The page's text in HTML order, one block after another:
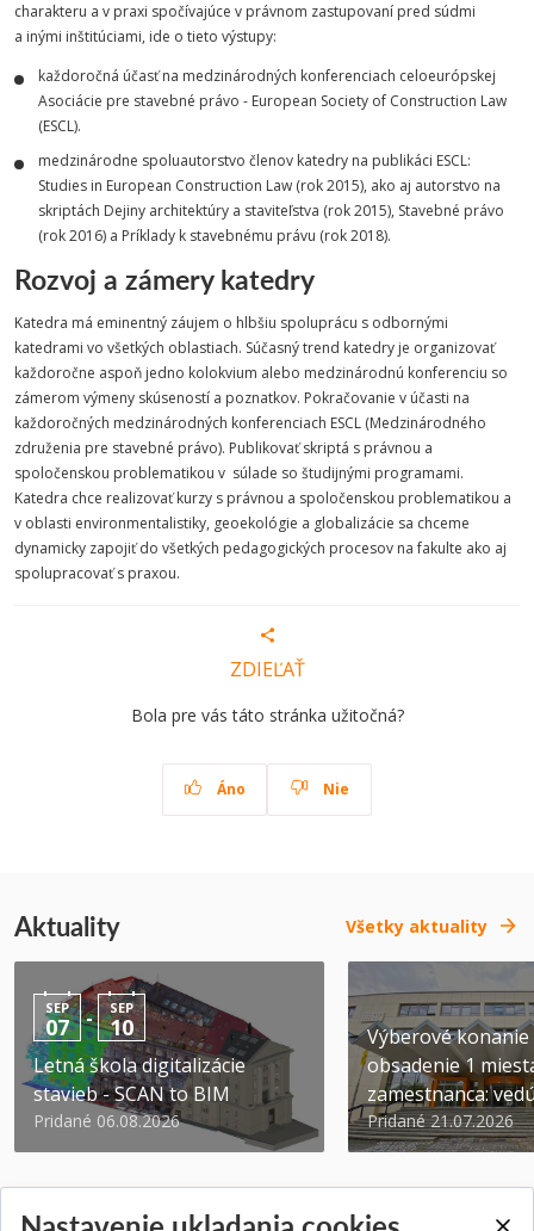
charakteru a v praxi spočívajúce v právnom zastupovaní pred súdmi
a inými inštitúciami, ide o tieto výstupy:
každoročná účasť na medzinárodných konferenciach celoeurópskej
Asociácie pre stavebné právo - European Society of Construction Law
(ESCL).
medzinárodne spoluautorstvo členov katedry na publikáci ESCL:
Studies in European Construction Law (rok 2015), ako aj autorstvo na
skriptách Dejiny architektúry a staviteľstva (rok 2015), Stavebné právo
(rok 2016) a Príklady k stavebnému právu (rok 2018).
Rozvoj a zámery katedry
Katedra má eminentný záujem o hlbšiu spoluprácu s odbornými
katedrami vo všetkých oblastiach. Súčasný trend katedry je organizovať
každoročne aspoň jedno kolokvium alebo medzinárodnú konferenciu so
zámerom výmeny skúseností a poznatkov. Pokračovanie v účasti na
každoročných medzinárodných konferenciach ESCL (Medzinárodného
združenia pre stavebné právo). Publikovať skriptá s právnou a
spoločenskou problematikou v súlade so študijnými programami.
Katedra chce realizovať kurzy s právnou a spoločenskou problematikou a
v oblasti environmentalistiky, geoekológie a globalizácie sa chceme
dynamicky zapojiť do všetkých pedagogických procesov na fakulte ako aj
spolupracovať s praxou.
ZDIEĽAŤ
Bola pre vás táto stránka užitočná?
Áno Nie
Aktuality Všetky aktuality
SEP
07 - SEP
10
Letná škola digitalizácie
stavieb - SCAN to BIM
Pridané 06.08.2026
Výberové konanie
obsadenie 1
zamestnanca:
Pridané 21.07.2026